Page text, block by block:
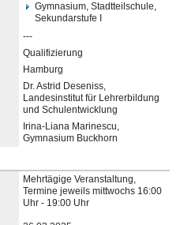
Gymnasium, Stadtteilschule,
Sekundarstufe I
---
Qualifizierung
Hamburg
Dr. Astrid Deseniss,
Landesinstitut für Lehrerbildung
und Schulentwicklung
Irina-Liana Marinescu,
Gymnasium Buckhorn
Mehrtägige Veranstaltung,
Termine jeweils mittwochs 16:00
Uhr - 19:00 Uhr